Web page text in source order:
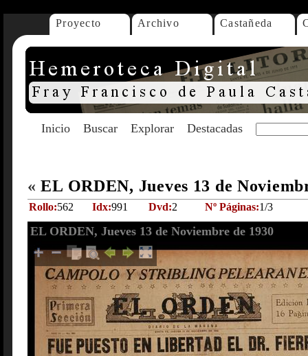
Proyecto Archivo Castañeda
Inicio Buscar Explorar Destacadas
« EL ORDEN, Jueves 13 de
Rollo:562 Idx:991 Dvd:2 Nº Páginas:1/3
EL ORDEN, Jueves 13 de Noviembre de 1930